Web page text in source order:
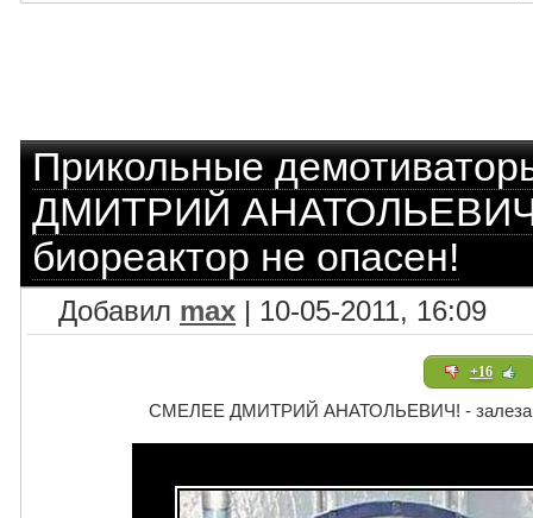
Прикольные
ДМИТРИЙ АНАТОЛЬЕВИЧ!
биореактор не опасен!
Добавил max | 10-05-2011, 16:09
+16
СМЕЛЕЕ ДМИТРИЙ АНАТОЛЬЕВИЧ! -